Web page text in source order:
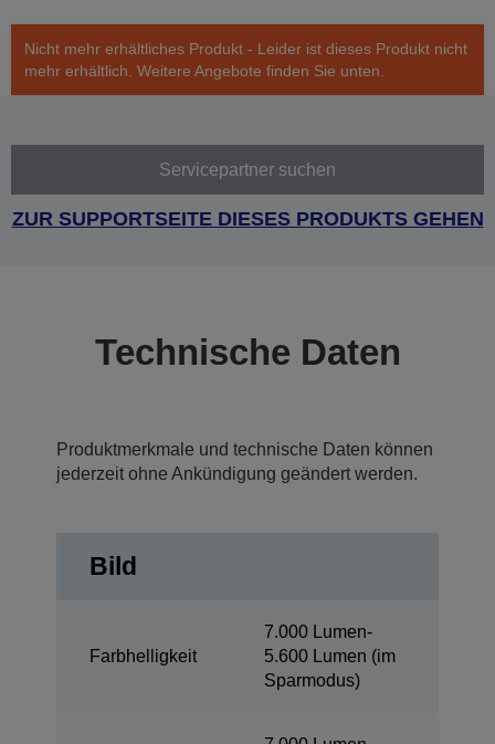
Nicht mehr erhältliches Produkt - Leider ist dieses Produkt nicht
mehr erhältlich. Weitere Angebote finden Sie unten.
Servicepartner suchen
ZUR SUPPORTSEITE DIESES PRODUKTS GEHEN
Technische Daten
Produktmerkmale und technische Daten können
jederzeit ohne Ankündigung geändert werden.
Bild
Farbhelligkeit
7.000 Lumen-
5.600 Lumen (im
Sparmodus)